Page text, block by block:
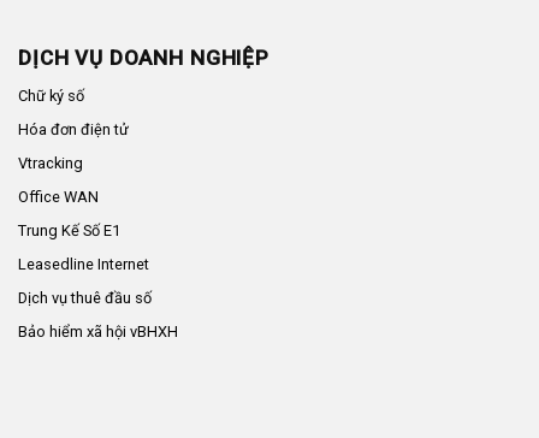
DỊCH VỤ DOANH NGHIỆP
Chữ ký số
Hóa đơn điện tử
Vtracking
Office WAN
Trung Kế Số E1
Leasedline Internet
Dịch vụ thuê đầu số
Bảo hiểm xã hội vBHXH